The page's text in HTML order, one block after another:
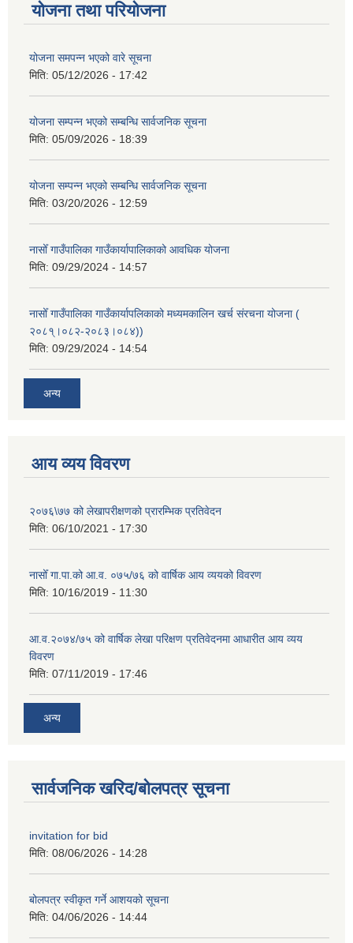
योजना तथा परियोजना
योजना समपन्न भएको वारे सूचना
मिति: 05/12/2026 - 17:42
योजना सम्पन्न भएको सम्बन्धि सार्वजनिक सूचना
मिति: 05/09/2026 - 18:39
योजना सम्पन्न भएको सम्बन्धि सार्वजनिक सूचना
मिति: 03/20/2026 - 12:59
नासोँ गाउँपालिका गाउँकार्यापालिकाको आवधिक योजना
मिति: 09/29/2024 - 14:57
नासोँ गाउँपालिका गाउँकार्यापलिकाको मध्यमकालिन खर्च संरचना योजना (
२०८१्।०८२-२०८३।०८४))
मिति: 09/29/2024 - 14:54
अन्य
आय व्यय विवरण
२०७६\७७ को लेखापरीक्षणको प्रारम्भिक प्रतिवेदन
मिति: 06/10/2021 - 17:30
नासोँ गा.पा.को आ.व. ०७५/७६ को वार्षिक आय व्ययको विवरण
मिति: 10/16/2019 - 11:30
आ.व.२०७४/७५ को वार्षिक लेखा परिक्षण प्रतिवेदनमा आधारीत आय व्यय
विवरण
मिति: 07/11/2019 - 17:46
अन्य
सार्वजनिक खरिद/बोलपत्र सूचना
invitation for bid
मिति: 08/06/2026 - 14:28
बोलपत्र स्वीकृत गर्ने आशयको सूचना
मिति: 04/06/2026 - 14:44